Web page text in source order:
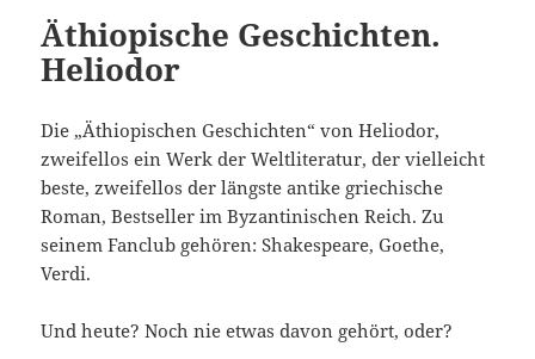
Äthiopische Geschichten.
Heliodor
Die „Äthiopischen Geschichten“ von Heliodor,
zweifellos ein Werk der Weltliteratur, der vielleicht
beste, zweifellos der längste antike griechische
Roman, Bestseller im Byzantinischen Reich. Zu
seinem Fanclub gehören: Shakespeare, Goethe,
Verdi.
Und heute? Noch nie etwas davon gehört, oder?